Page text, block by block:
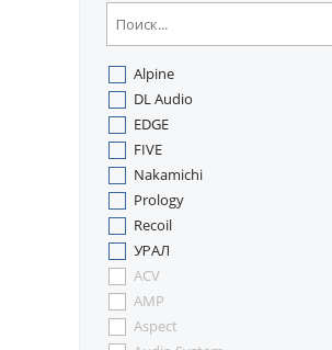
Alpine
DL Audio
EDGE
FIVE
Nakamichi
Prology
Recoil
УРАЛ
ACV
AMP
Aspect